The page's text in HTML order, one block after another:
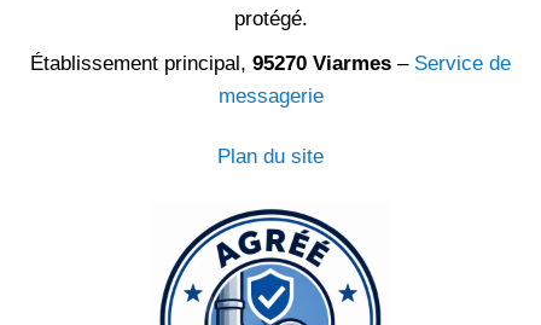
protégé.
Établissement principal, 95270 Viarmes – Service de
messagerie
Plan du site